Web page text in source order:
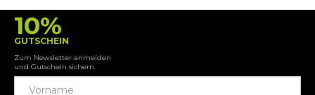
10%
GUTSCHEIN
Zum Newsletter anmelden
und Gutschein sichern.